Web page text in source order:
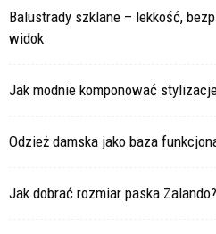
Balustrady szklane – lekkość,
widok
Jak modnie komponować
Odzież damska jako baza
Jak dobrać rozmiar paska Zalando?